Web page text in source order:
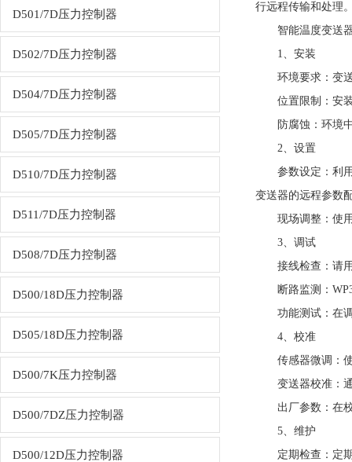
D501/7D压力控制器
D502/7D压力控制器
D504/7D压力控制器
D505/7D压力控制器
D510/7D压力控制器
D511/7D压力控制器
D508/7D压力控制器
D500/18D压力控制器
D505/18D压力控制器
D500/7K压力控制器
D500/7DZ压力控制器
D500/12D压力控制器
行远程传输和处理
智能温度变送
1、安装
环境要求：变送
位置限制：安装
防腐蚀：环境中
2、设置
参数设定：利用
变送器的远程参数
现场调整：使用
3、调试
接线检查：请用
断路监测：
功能测试：在调
4、校准
传感器微调：使
变送器校准：通
出厂参数：在校
5、维护
定期检查：定期